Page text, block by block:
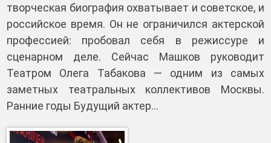
творческая биография охватывает и советское, и
российское время. Он не ограничился актерской
профессией: пробовал себя в режиссуре и
сценарном деле. Сейчас Машков руководит
Театром Олега Табакова — одним из самых
заметных театральных коллективов Москвы.
Ранние годы Будущий актер…